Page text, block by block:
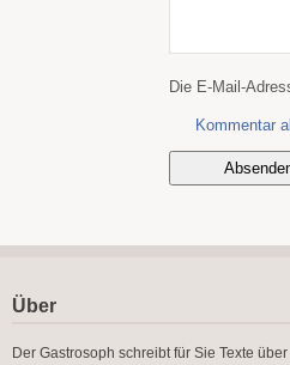
Die E-Mail-
Kommentar
Über
Der Gastrosoph schreibt für Sie Texte